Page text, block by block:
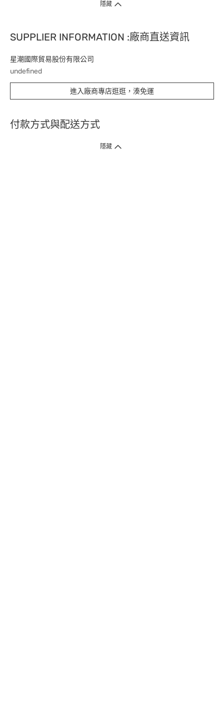
隱藏
SUPPLIER INFORMATION :廠商直送資訊
星潮國際貿易股份有限公司
undefined
進入廠商專店逛逛，湊免運
付款方式與配送方式
隱藏